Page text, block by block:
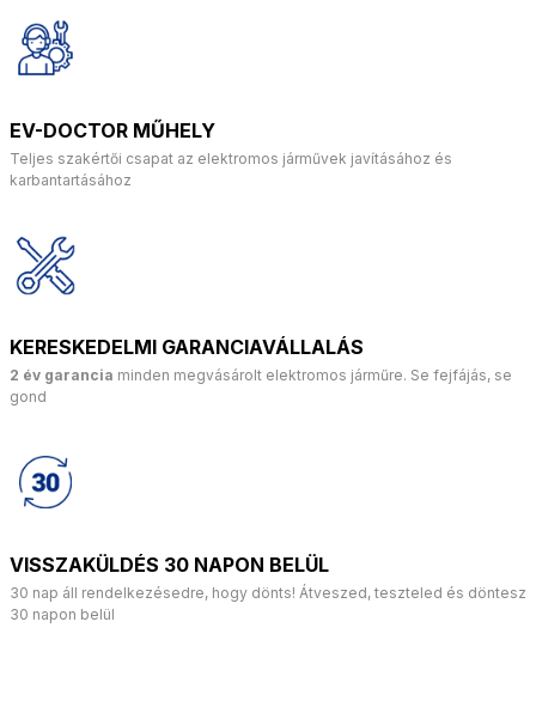
EV-DOCTOR MŰHELY
Teljes szakértői csapat az elektromos járművek javításához és
karbantartásához
KERESKEDELMI GARANCIAVÁLLALÁS
2 év garancia minden megvásárolt elektromos járműre. Se fejfájás, se
gond
VISSZAKÜLDÉS 30 NAPON BELÜL
30 nap áll rendelkezésedre, hogy dönts! Átveszed, teszteled és döntesz
30 napon belül